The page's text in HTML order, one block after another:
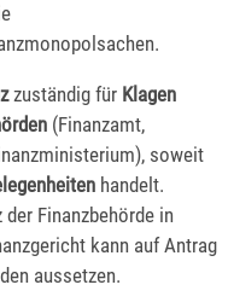
zuständig für Klagen
(Finanzamt,
soweit
handelt.
Finanzbehörde in
kann auf Antrag
aussetzen.